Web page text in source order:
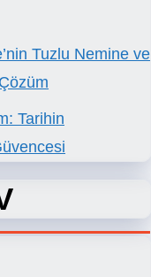
Tuzlu Nemine ve
Tarihin